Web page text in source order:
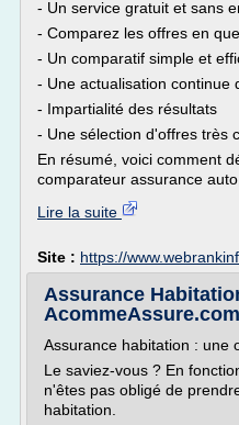
- Un service gratuit et sans
- Comparez les offres en
- Un comparatif simple et
- Une actualisation continue
- Impartialité des résultats
- Une sélection d'offres très
En résumé, voici comment
comparateur assurance
Lire la suite
Site : https://
Assurance
AcommeAssure.com
Assurance habitation : une
Le saviez-vous ? En
n'êtes pas obligé de
habitation.